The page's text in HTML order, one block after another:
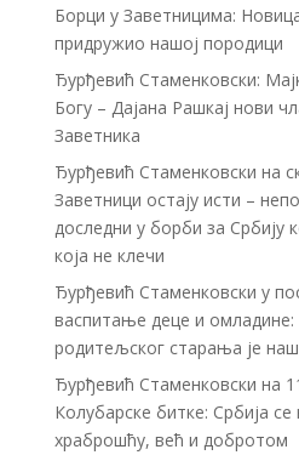
Борци у Заветницима:
придружио нашој породици
Ђурђевић Стаменковски:
Богу – Дајана Рашкај нови
Заветника
Ђурђевић Стаменковски на
Заветници остају исти –
доследни у борби за Србију
која не клечи
Ђурђевић Стаменковски у
васпитање деце и омладине:
родитељског старања је
Ђурђевић Стаменковски на
Колубарске битке: Србија
храброшћу, већ и добротом